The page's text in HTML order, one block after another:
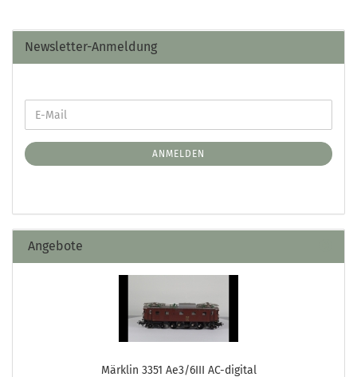
Newsletter-Anmeldung
ANMELDEN
Angebote
Märklin 3351 Ae3/6III AC-digital